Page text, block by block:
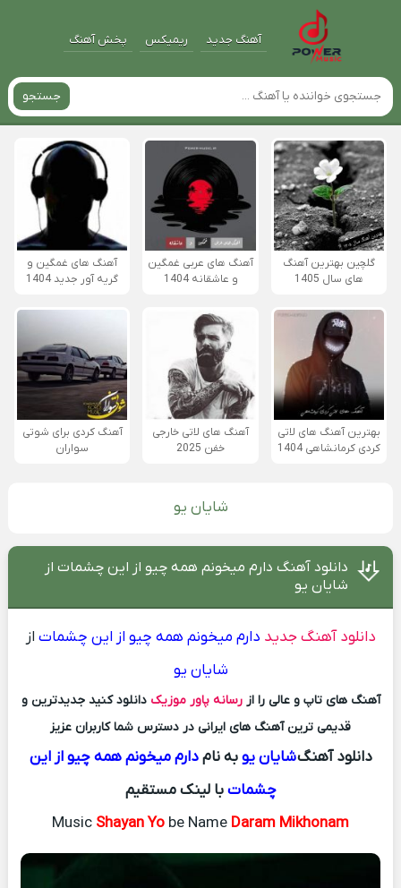
آهنگ جدید ریمیکس پخش آهنگ
جستجو
گلچین بهترین آهنگ
های سال 1405
آهنگ های عربی غمگین
و عاشقانه 1404
آهنگ های غمگین و
گریه آور جدید 1404
بهترین آهنگ های لاتی
کردی کرمانشاهی 1404
آهنگ های لاتی خارجی
خفن 2025
آهنگ کردی برای شوتی
سواران
شایان یو
دانلود آهنگ دارم میخونم همه چیو از این چشمات از
شایان یو
دانلود آهنگ جدید دارم میخونم همه چیو از این چشمات از
شایان یو
آهنگ های تاپ و عالی را ازرسانه پاور موزیک دانلود کنید جدیدترین و
قدیمی ترین آهنگ های ایرانی در دسترس شما کاربران عزیز
دانلود آهنگشایان یوبه نامدارم میخونم همه چیو از این
چشماتبا لینک مستقیم
Music Shayan Yo be Name Daram Mikhonam